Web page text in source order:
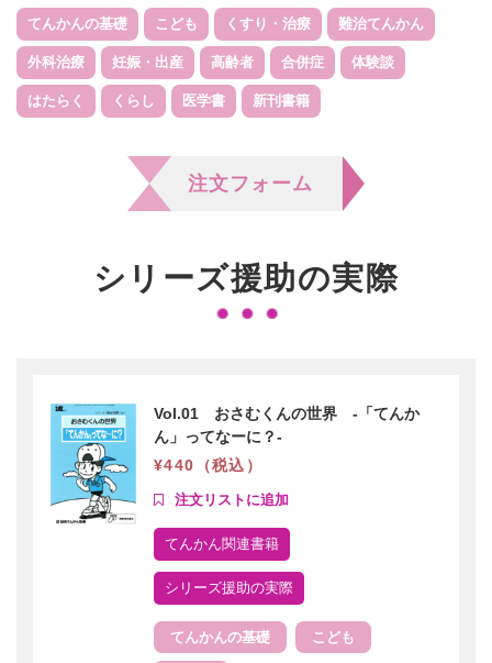
全国大会
サポーター
時間や労力の提供
団体・企業への協賛による支援
検索:
てんかんの基礎 こども くすり・治療 難治てんかん
外科治療 妊娠・出産 高齢者 合併症 体験談
はたらく くらし 医学書 新刊書籍
注文フォーム
シリーズ援助の実際
Vol.01 おさむくんの世界 -「てんか
ん」ってなーに？-
¥440（税込）
てんかん関連書籍
シリーズ援助の実際
てんかんの基礎 こども